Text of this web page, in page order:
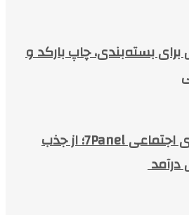
برای بسته‌بندی، چاپ بارکد و
خدمات شبکه‌های اجتماعی 7Panel؛ از جذب
درآمد